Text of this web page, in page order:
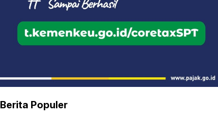
Berita Populer